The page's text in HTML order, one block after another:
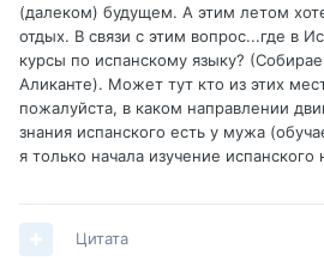
(далеком) будущем. А этим летом
отдых. В связи с этим вопрос...где в
курсы по испанскому языку?
Аликанте). Может тут кто из этих
пожалуйста, в каком направлении
знания испанского есть у мужа
я только начала изучение испанского
Цитата